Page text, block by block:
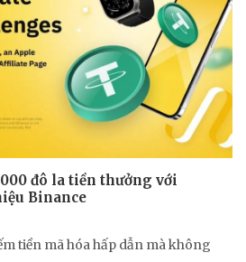
đô la tiền thưởng với
Binance
tiền mã hóa hấp dẫn mà không